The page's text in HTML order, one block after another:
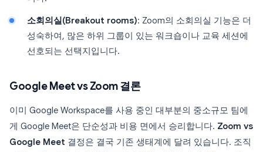
소회의실(Breakout rooms): Zoom의 소회의실 기능은 더
성숙하여, 많은 하위 그룹이 있는 워크숍이나 교육 세션에
선호되는 선택지입니다.
Google Meet vs Zoom 결론
이미 Google Workspace를 사용 중인 대부분의 중소규모 팀에
게 Google Meet은 단순성과 비용 면에서 승리합니다. Zoom vs
Google Meet 결정은 결국 기존 생태계에 달려 있습니다. 조직